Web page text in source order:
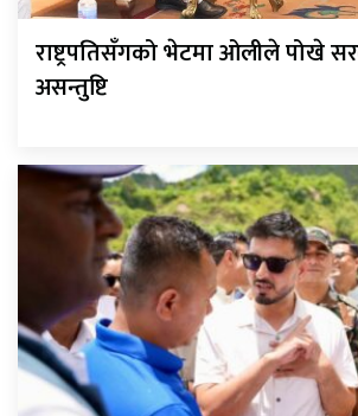
राष्ट्रपतिसँगको भेटमा ओलीले पोखे
असन्तुष्टि